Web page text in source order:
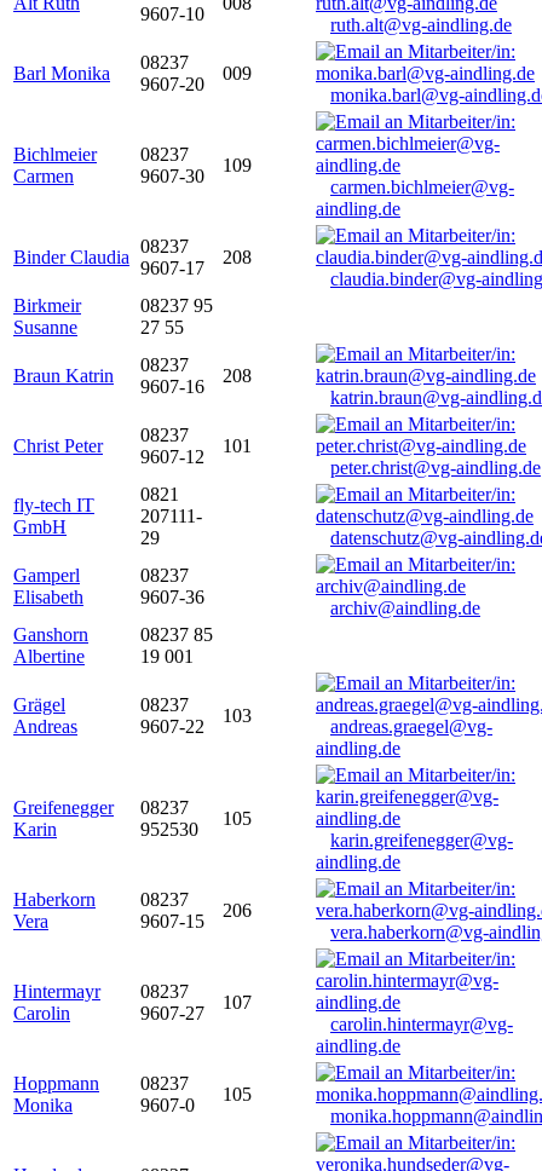
9607-10
ruth.alt@vg-aindling.de
Barl Monika
08237
9607-20
009
monika.barl@vg-
Bichlmeier
Carmen
08237
9607-30
109
carmen.bichlmeier@vg-
aindling.de
Binder Claudia
08237
9607-17
208
claudia.binder@vg-
Birkmeir
Susanne
08237 95
27 55
Braun Katrin
08237
9607-16
208
katrin.braun@vg-
Christ Peter
08237
9607-12
101
peter.christ@vg-aindling.de
fly-tech IT
GmbH
0821
207111-
29
datenschutz@vg-
Gamperl
Elisabeth
08237
9607-36
archiv@aindling.de
Ganshorn
Albertine
08237 85
19 001
Grägel
Andreas
08237
9607-22
103
andreas.graegel@vg-
aindling.de
Greifenegger
Karin
08237
952530
105
karin.greifenegger@vg-
aindling.de
Haberkorn
Vera
08237
9607-15
206
vera.haberkorn@vg-
Hintermayr
Carolin
08237
9607-27
107
carolin.hintermayr@vg-
aindling.de
Hoppmann
Monika
08237
9607-0
105